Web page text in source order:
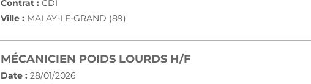
Contrat : CDI
Ville : MALAY-LE-GRAND (89)
MÉCANICIEN POIDS LOURDS H/F(NOUVELLE FENÊTRE)
Date : 28/01/2026